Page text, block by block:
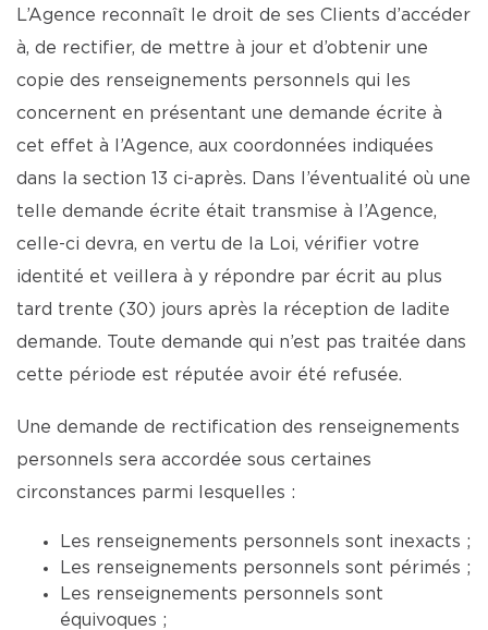
L’Agence reconnaît le droit de ses Clients d’accéder
à, de rectifier, de mettre à jour et d’obtenir une
copie des renseignements personnels qui les
concernent en présentant une demande écrite à
cet effet à l’Agence, aux coordonnées indiquées
dans la section 13 ci-après. Dans l’éventualité où une
telle demande écrite était transmise à l’Agence,
celle-ci devra, en vertu de la Loi, vérifier votre
identité et veillera à y répondre par écrit au plus
tard trente (30) jours après la réception de ladite
demande. Toute demande qui n’est pas traitée dans
cette période est réputée avoir été refusée.
Une demande de rectification des renseignements
personnels sera accordée sous certaines
circonstances parmi lesquelles :
Les renseignements personnels sont inexacts ;
Les renseignements personnels sont périmés ;
Les renseignements personnels sont
équivoques ;